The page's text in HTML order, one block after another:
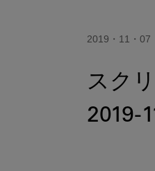
2019・11・07
スク
2019-